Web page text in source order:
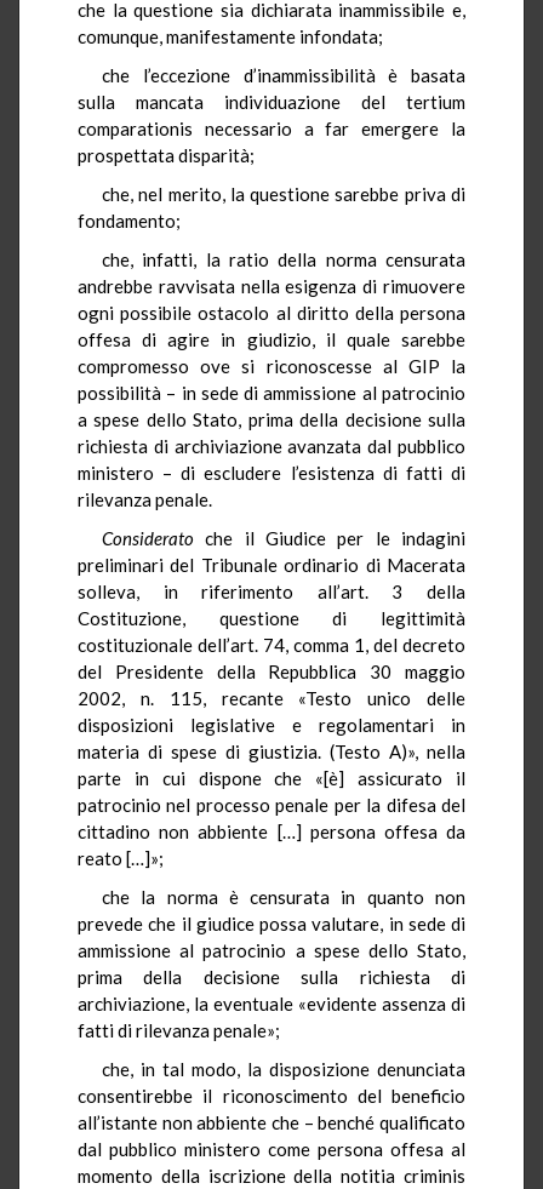
che la questione sia dichiarata inammissibile e,
comunque, manifestamente infondata;
che l’eccezione d’inammissibilità è basata
sulla mancata individuazione del tertium
comparationis necessario a far emergere la
prospettata disparità;
che, nel merito, la questione sarebbe priva di
fondamento;
che, infatti, la ratio della norma censurata
andrebbe ravvisata nella esigenza di rimuovere
ogni possibile ostacolo al diritto della persona
offesa di agire in giudizio, il quale sarebbe
compromesso ove si riconoscesse al GIP la
possibilità – in sede di ammissione al patrocinio
a spese dello Stato, prima della decisione sulla
richiesta di archiviazione avanzata dal pubblico
ministero – di escludere l’esistenza di fatti di
rilevanza penale.
Considerato che il Giudice per le indagini
preliminari del Tribunale ordinario di Macerata
solleva, in riferimento all’art. 3 della
Costituzione, questione di legittimità
costituzionale dell’art. 74, comma 1, del decreto
del Presidente della Repubblica 30 maggio
2002, n. 115, recante «Testo unico delle
disposizioni legislative e regolamentari in
materia di spese di giustizia. (Testo A)», nella
parte in cui dispone che «[è] assicurato il
patrocinio nel processo penale per la difesa del
cittadino non abbiente […] persona offesa da
reato […]»;
che la norma è censurata in quanto non
prevede che il giudice possa valutare, in sede di
ammissione al patrocinio a spese dello Stato,
prima della decisione sulla richiesta di
archiviazione, la eventuale «evidente assenza di
fatti di rilevanza penale»;
che, in tal modo, la disposizione denunciata
consentirebbe il riconoscimento del beneficio
all’istante non abbiente che – benché qualificato
dal pubblico ministero come persona offesa al
momento della iscrizione della notitia criminis